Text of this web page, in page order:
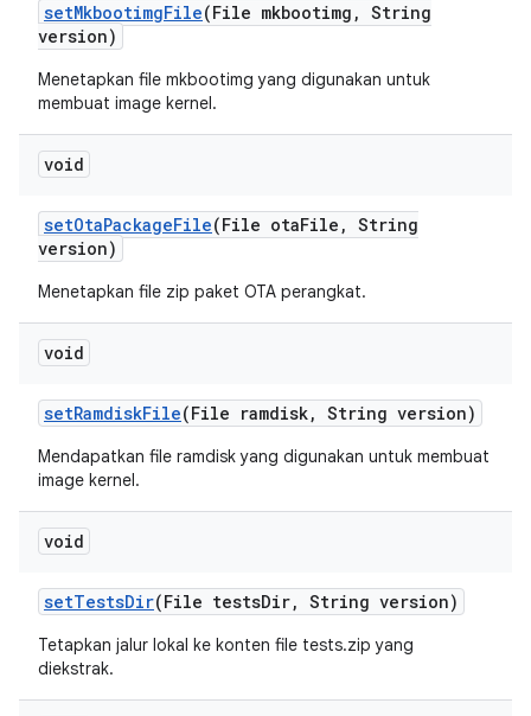
setMkbootimgFile(File mkbootimg , String
version)
Menetapkan file mkbootimg yang digunakan untuk
membuat image kernel.
void
setOtaPackageFile(File otaFile , String
version)
Menetapkan file zip paket OTA perangkat.
void
setRamdiskFile(File ramdisk, String version)
Mendapatkan file ramdisk yang digunakan untuk membuat
image kernel.
void
setTestsDir(File testsDir, String version)
Tetapkan jalur lokal ke konten file tests.zip yang
diekstrak.